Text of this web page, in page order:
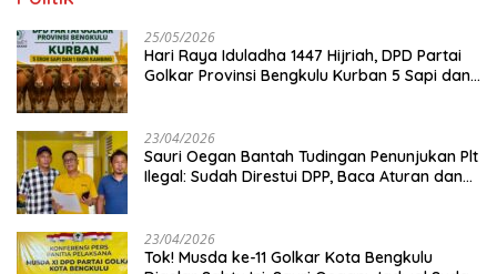
25/05/2026
Hari Raya Iduladha 1447 Hijriah, DPD Partai
Golkar Provinsi Bengkulu Kurban 5 Sapi dan 1
23/04/2026
Sauri Oegan Bantah Tudingan Penunjukan Plt
Ilegal: Sudah Direstui DPP, Baca Aturan dan
23/04/2026
‎Tok! Musda ke-11 Golkar Kota Bengkulu